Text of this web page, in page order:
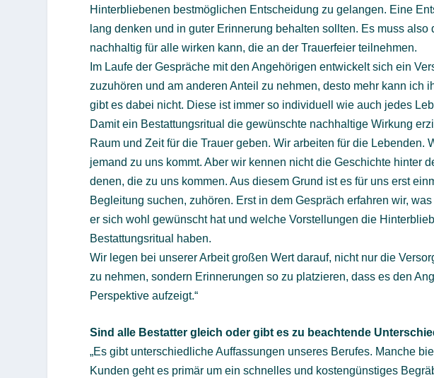
Hinterbliebenen bestmöglichen Entscheidung zu gelangen. Eine
lang denken und in guter Erinnerung behalten sollten. Es muss
nachhaltig für alle wirken kann, die an der Trauerfeier teilnehmen.
Im Laufe der Gespräche mit den Angehörigen entwickelt sich ein
zuzuhören und am anderen Anteil zu nehmen, desto mehr kann ich
gibt es dabei nicht. Diese ist immer so individuell wie auch jedes
Damit ein Bestattungsritual die gewünschte nachhaltige Wirkung
Raum und Zeit für die Trauer geben. Wir arbeiten für die Lebenden.
jemand zu uns kommt. Aber wir kennen nicht die Geschichte hinter
denen, die zu uns kommen. Aus diesem Grund ist es für uns erst
Begleitung suchen, zuhören. Erst in dem Gespräch erfahren wir,
er sich wohl gewünscht hat und welche Vorstellungen die
Bestattungsritual haben.
Wir legen bei unserer Arbeit großen Wert darauf, nicht nur die
zu nehmen, sondern Erinnerungen so zu platzieren, dass es den
Perspektive aufzeigt.“
Sind alle Bestatter gleich oder gibt es zu beachtende
„Es gibt unterschiedliche Auffassungen unseres Berufes. Manche
Kunden geht es primär um ein schnelles und kostengünstiges